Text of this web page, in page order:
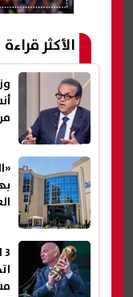
الأكثر قراءة